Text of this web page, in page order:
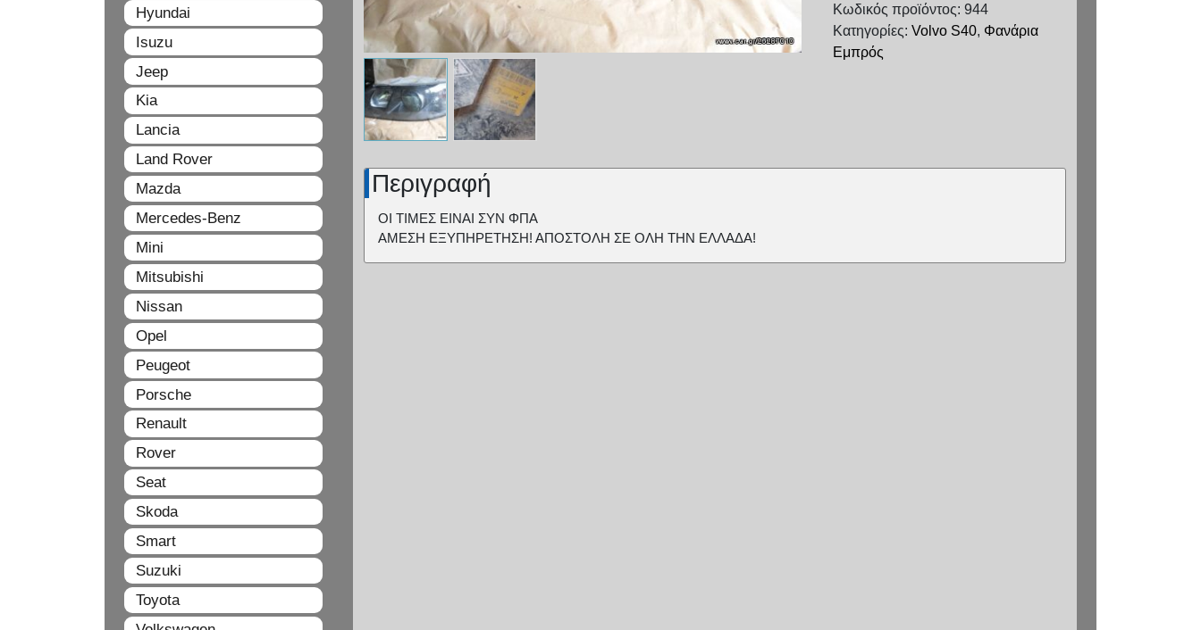
Κωδικός προϊόντος: 944
Κατηγορίες: Volvo S40, Φανάρια
Εμπρός
Περιγραφή
ΟΙ ΤΙΜΕΣ ΕΙΝΑΙ ΣΥΝ ΦΠΑ
ΑΜΕΣΗ ΕΞΥΠΗΡΕΤΗΣΗ! ΑΠΟΣΤΟΛΗ ΣΕ ΟΛΗ ΤΗΝ ΕΛΛΑΔΑ!
Hyundai
Isuzu
Jeep
Kia
Lancia
Land Rover
Mazda
Mercedes-Benz
Mini
Mitsubishi
Nissan
Opel
Peugeot
Porsche
Renault
Rover
Seat
Skoda
Smart
Suzuki
Toyota